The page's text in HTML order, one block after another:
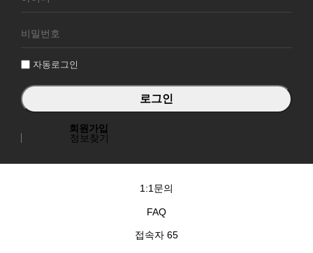
원
그
자동로그인
회원가입
정보찾기
1:1문의
FAQ
접속자 65